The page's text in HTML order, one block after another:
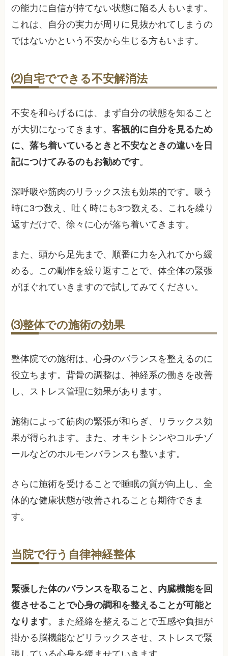
の能力に自信が持てない状態に陥る人もいます。
これは、自分の実力が周りに見抜かれてしまうの
ではないかという不安から生じる方もいます。
⑵自宅でできる不安解消法
不安を和らげるには、まず自分の状態を知ること
が大切になってきます。客観的に自分を見るため
に、落ち着いているときと不安なときの違いを日
記につけてみるのもお勧めです。
深呼吸や筋肉のリラックス法も効果的です。吸う
時に3つ数え、吐く時にも3つ数える。これを繰り
返すだけで、徐々に心が落ち着いてきます。
また、頭から足先まで、順番に力を入れてから緩
める。この動作を繰り返すことで、体全体の緊張
がほぐれていきますので試してみてください。
⑶整体での施術の効果
整体院での施術は、心身のバランスを整えるのに
役立ちます。背骨の調整は、神経系の働きを改善
し、ストレス管理に効果があります。
施術によって筋肉の緊張が和らぎ、リラックス効
果が得られます。また、オキシトシンやコルチゾ
ールなどのホルモンバランスも整います。
さらに施術を受けることで睡眠の質が向上し、全
体的な健康状態が改善されることも期待できま
す。
当院で行う自律神経整体
緊張した体のバランスを取ること、内臓機能を回
復させることで心身の調和を整えることが可能と
なります。また経絡を整えることで五感や負担が
掛かる脳機能などリラックスさせ、ストレスで緊
張している心身を緩ませていきます。